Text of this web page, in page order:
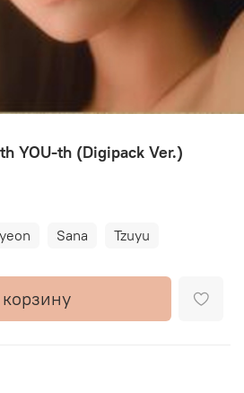
YOU-th (Digipack Ver.)
Sana Tzuyu